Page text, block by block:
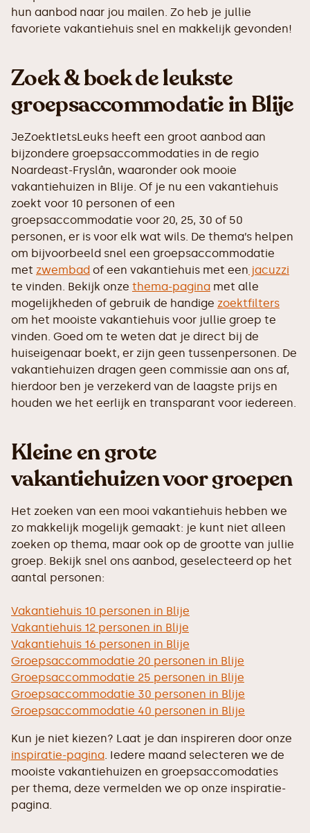
hun aanbod naar jou mailen. Zo heb je jullie
favoriete vakantiehuis snel en makkelijk gevonden!
Zoek & boek de leukste
groepsaccommodatie in Blije
JeZoektIetsLeuks heeft een groot aanbod aan
bijzondere groepsaccommodaties in de regio
Noardeast-Fryslân, waaronder ook mooie
vakantiehuizen in Blije. Of je nu een vakantiehuis
zoekt voor 10 personen of een
groepsaccommodatie voor 20, 25, 30 of 50
personen, er is voor elk wat wils. De thema’s helpen
om bijvoorbeeld snel een groepsaccommodatie
met zwembad of een vakantiehuis met een jacuzzi
te vinden. Bekijk onze thema-pagina met alle
mogelijkheden of gebruik de handige zoektfilters
om het mooiste vakantiehuis voor jullie groep te
vinden. Goed om te weten dat je direct bij de
huiseigenaar boekt, er zijn geen tussenpersonen. De
vakantiehuizen dragen geen commissie aan ons af,
hierdoor ben je verzekerd van de laagste prijs en
houden we het eerlijk en transparant voor iedereen.
Kleine en grote
vakantiehuizen voor groepen
Het zoeken van een mooi vakantiehuis hebben we
zo makkelijk mogelijk gemaakt: je kunt niet alleen
zoeken op thema, maar ook op de grootte van jullie
groep. Bekijk snel ons aanbod, geselecteerd op het
aantal personen:
Vakantiehuis 10 personen in Blije
Vakantiehuis 12 personen in Blije
Vakantiehuis 16 personen in Blije
Groepsaccommodatie 20 personen in Blije
Groepsaccommodatie 25 personen in Blije
Groepsaccommodatie 30 personen in Blije
Groepsaccommodatie 40 personen in Blije
Kun je niet kiezen? Laat je dan inspireren door onze
inspiratie-pagina. Iedere maand selecteren we de
mooiste vakantiehuizen en groepsaccomodaties
per thema, deze vermelden we op onze inspiratie-
pagina.